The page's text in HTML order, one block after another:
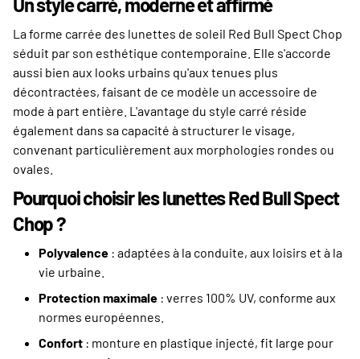
La forme carrée des lunettes de soleil Red Bull Spect Chop
séduit par son esthétique contemporaine. Elle s'accorde
aussi bien aux looks urbains qu'aux tenues plus
décontractées, faisant de ce modèle un accessoire de
mode à part entière. L'avantage du style carré réside
également dans sa capacité à structurer le visage,
convenant particulièrement aux morphologies rondes ou
ovales.
Pourquoi choisir les lunettes Red Bull Spect
Chop ?
Polyvalence : adaptées à la conduite, aux loisirs et à la
vie urbaine.
Protection maximale : verres 100% UV, conforme aux
normes européennes.
Confort : monture en plastique injecté, fit large pour